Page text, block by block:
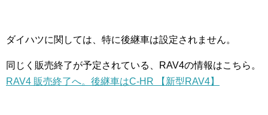
ダイハツに関しては、特に後継車は設定されません。
同じく販売終了が予定されている、RAV4の情報はこちら。
RAV4 販売終了へ。後継車はC-HR 【新型RAV4】